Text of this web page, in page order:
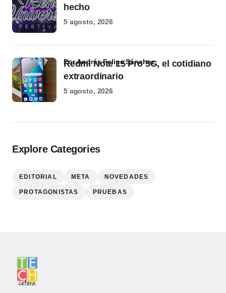
hecho
5 agosto, 2026
Redmi Note 15 Pro 5G, el cotidiano
extraordinario
por Andrés Felipe Sánchez
5 agosto, 2026
Explore Categories
EDITORIAL META NOVEDADES
PROTAGONISTAS PRUEBAS